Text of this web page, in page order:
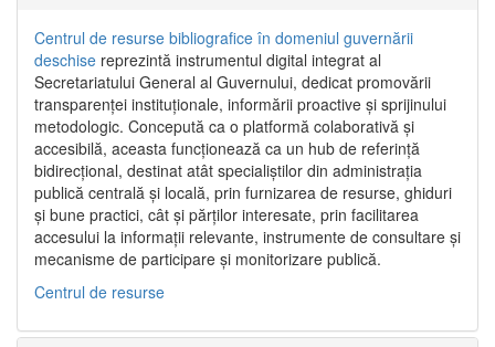
Centrul de resurse bibliografice în domeniul guvernării
deschise reprezintă instrumentul digital integrat al
Secretariatului General al Guvernului, dedicat promovării
transparenței instituționale, informării proactive și sprijinului
metodologic. Concepută ca o platformă colaborativă și
accesibilă, aceasta funcționează ca un hub de referință
bidirecțional, destinat atât specialiștilor din administrația
publică centrală și locală, prin furnizarea de resurse, ghiduri
și bune practici, cât și părților interesate, prin facilitarea
accesului la informații relevante, instrumente de consultare și
mecanisme de participare și monitorizare publică.
Centrul de resurse